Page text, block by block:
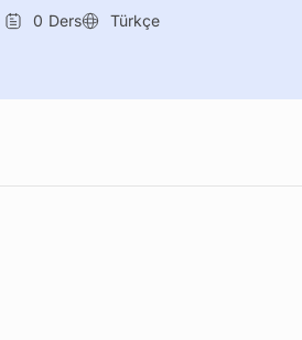
0 Ders Türkçe